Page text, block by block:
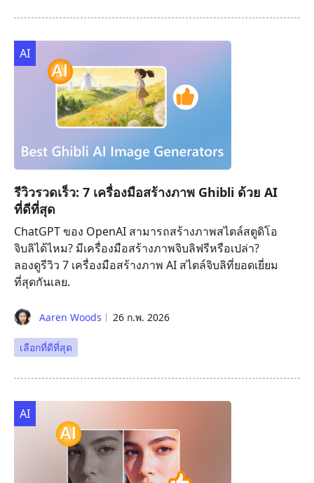
AI
รีวิวรวดเร็ว: 7 เครื่องมือสร้างภาพ Ghibli ด้วย AI
ที่ดีที่สุด
ChatGPT ของ OpenAI สามารถสร้างภาพสไตล์สตูดิโอ
จิบลิได้ไหม? มีเครื่องมือสร้างภาพจิบลิฟรีหรือเปล่า?
ลองดูรีวิว 7 เครื่องมือสร้างภาพ AI สไตล์จิบลิที่ยอดเยี่ยม
ที่สุดกันเลย.
Aaren Woods 26 ก.พ. 2026
เลือกที่ดีที่สุด
AI